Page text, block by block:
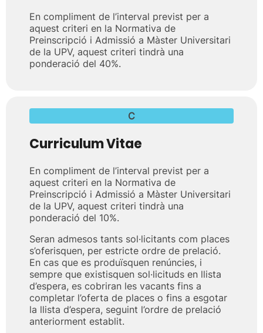
En compliment de l’interval previst per a
aquest criteri en la Normativa de
Preinscripció i Admissió a Màster Universitari
de la UPV, aquest criteri tindrà una
ponderació del 40%.
C
Curriculum Vitae
En compliment de l’interval previst per a
aquest criteri en la Normativa de
Preinscripció i Admissió a Màster Universitari
de la UPV, aquest criteri tindrà una
ponderació del 10%.
Seran admesos tants sol·licitants com places
s’oferisquen, per estricte ordre de prelació.
En cas que es produïsquen renúncies, i
sempre que existisquen sol·licituds en llista
d’espera, es cobriran les vacants fins a
completar l’oferta de places o fins a esgotar
la llista d’espera, seguint l’ordre de prelació
anteriorment establit.